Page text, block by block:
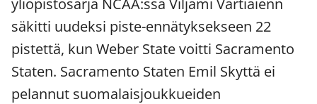
säkitti uudeksi piste-ennätyksekseen 22
pistettä, kun Weber State voitti Sacramento
Staten. Sacramento Staten Emil Skyttä ei
pelannut suomalaisjoukkueiden